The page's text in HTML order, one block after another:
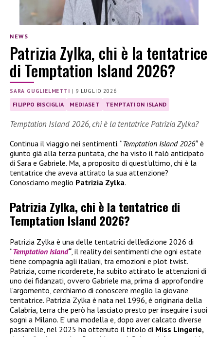
NEWS
Patrizia Zylka, chi è la tentatrice
di Temptation Island 2026?
SARA GUGLIELMETTI | 9 LUGLIO 2026
FILIPPO BISCIGLIA MEDIASET TEMPTATION ISLAND
Temptation Island 2026, chi è la tentatrice Patrizia Zylka?
Continua il viaggio nei sentimenti. “Temptation Island 2026″ è
giunto già alla terza puntata, che ha visto il falò anticipato
di Sara e Gabriele. Ma, a proposito di quest’ultimo, chi è la
tentatrice che aveva attirato la sua attenzione?
Conosciamo meglio Patrizia Zylka.
Patrizia Zylka, chi è la tentatrice di
Temptation Island 2026?
Patrizia Zylka è una delle tentatrici dell’edizione 2026 di
“Temptation Island“, il reality dei sentimenti che ogni estate
tiene compagnia agli italiani, tra emozioni e plot twist.
Patrizia, come ricorderete, ha subito attirato le attenzioni di
uno dei fidanzati, ovvero Gabriele ma, prima di approfondire
l’argomento, cerchiamo di conoscere meglio la giovane
tentatrice. Patrizia Zylka è nata nel 1996, è originaria della
Calabria, terra che però ha lasciato presto per inseguire i suoi
sogni a Milano. E’ una modella e, dopo aver calcato diverse
passarelle, nel 2025 ha ottenuto il titolo di Miss Lingerie,